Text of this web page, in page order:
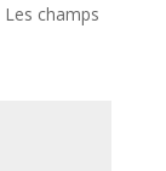
Les champs